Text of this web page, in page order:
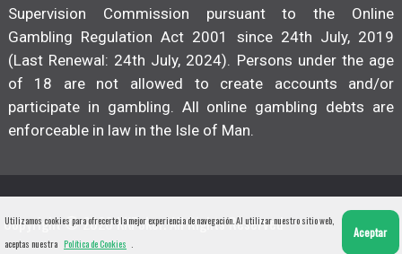
Utilizamos cookies para ofrecerte la mejor experiencia de navegación. Al utilizar nuestro sitio web,
aceptas nuestra Política de Cookies .
Aceptar
Supervision Commission pursuant to the Online
Gambling Regulation Act 2001 since 24th July, 2019
(Last Renewal: 24th July, 2024). Persons under the age
of 18 are not allowed to create accounts and/or
participate in gambling. All online gambling debts are
enforceable in law in the Isle of Man.
Copyright © 2026 KKPoker. All Rights Reserved